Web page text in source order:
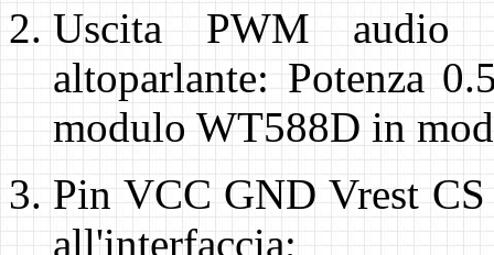
Uscita PWM audio
altoparlante: Potenza
modulo WT588D in
Pin VCC GND Vrest
all'interfaccia;